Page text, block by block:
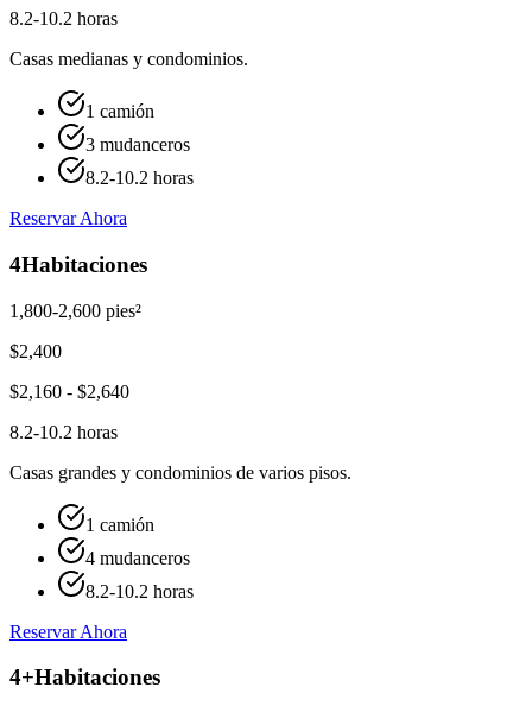
8.2-10.2 horas
Casas medianas y condominios.
1 camión
3 mudanceros
8.2-10.2 horas
Reservar Ahora
4Habitaciones
1,800-2,600 pies²
$2,400
$2,160 - $2,640
8.2-10.2 horas
Casas grandes y condominios de varios pisos.
1 camión
4 mudanceros
8.2-10.2 horas
Reservar Ahora
4+Habitaciones